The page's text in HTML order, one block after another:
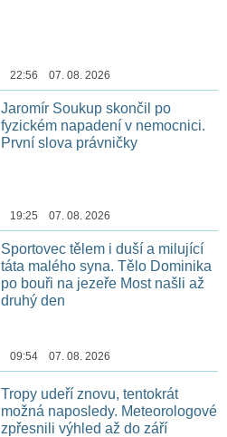
22:56 07. 08. 2026
Jaromír Soukup skončil po
fyzickém napadení v nemocnici.
První slova právničky
19:25 07. 08. 2026
Sportovec tělem i duší a milující
táta malého syna. Tělo Dominika
po bouři na jezeře Most našli až
druhý den
09:54 07. 08. 2026
Tropy udeří znovu, tentokrát
možná naposledy. Meteorologové
zpřesnili výhled až do září